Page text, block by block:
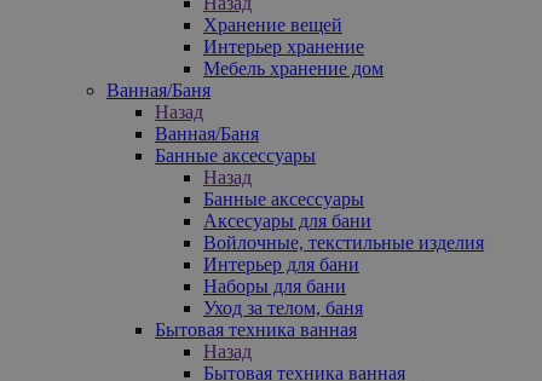
Хранение вещей
Интерьер хранение
Мебель хранение дом
Ванная/Баня
Назад
Ванная/Баня
Банные аксессуары
Назад
Банные аксессуары
Аксесуары для бани
Войлочные, текстильные изделия
Интерьер для бани
Наборы для бани
Уход за телом, баня
Бытовая техника ванная
Назад
Бытовая техника ванная